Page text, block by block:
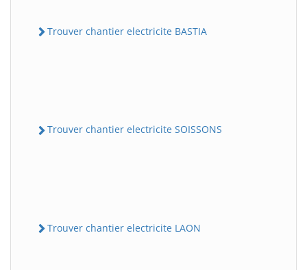
Trouver chantier electricite BASTIA
Trouver chantier electricite SOISSONS
Trouver chantier electricite LAON